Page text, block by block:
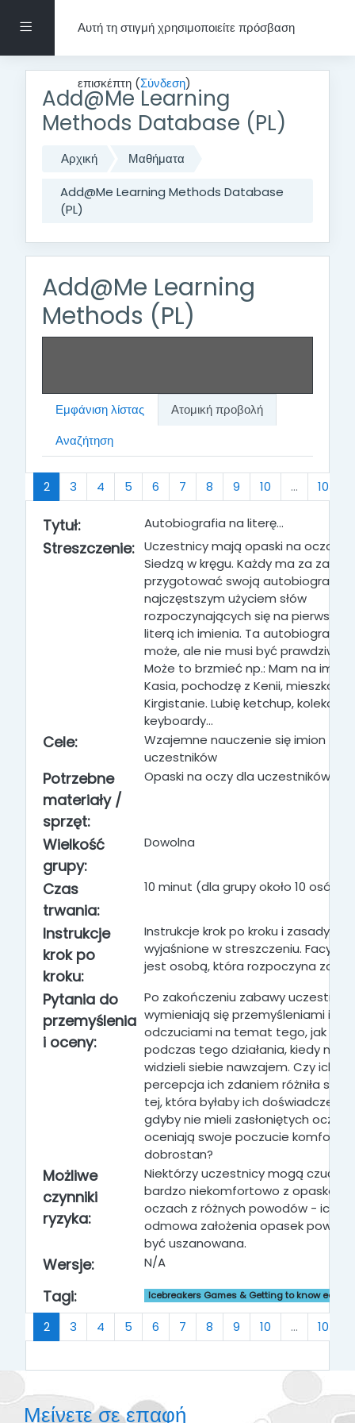
Πλευρικός πίνακας
Αυτή τη στιγμή χρησιμοποιείτε πρόσβαση
επισκέπτη (Σύνδεση)
Add@Me Learning
Methods Database (PL)
Αρχική
Μαθήματα
Add@Me Learning Methods Database
(PL)
Add@Me Learning
Methods (PL)
Εμφάνιση λίστας
Ατομική προβολή
Αναζήτηση
2(τρέχων)
3 4 5 6 7 8 9 10 … 103
Tytuł: Autobiografia na literę…
Streszczenie: Uczestnicy mają opaski na oczach.
Siedzą w kręgu. Każdy ma za
przygotować swoją autobiografię z
najczęstszym użyciem słów
rozpoczynających się na pierwszą
literą ich imienia. Ta autobiografia
może, ale nie musi być prawdziwa.
Może to brzmieć np.: Mam na imię
Kasia, pochodzę z Kenii, mieszkam
Kirgistanie. Lubię ketchup,
keyboardy...
Cele:
Wzajemne nauczenie się imion
uczestników
Potrzebne
materiały /
sprzęt:
Opaski na oczy dla uczestników
Wielkość
grupy:
Dowolna
Czas
trwania:
10 minut (dla grupy około 10 osób)
Instrukcje
krok po
kroku:
Instrukcje krok po kroku i zasady są
wyjaśnione w streszczeniu.
jest osobą, która rozpoczyna
Pytania do
przemyślenia
i oceny:
Po zakończeniu zabawy uczestnicy
wymieniają się przemyśleniami i
odczuciami na temat tego, jak się
podczas tego działania, kiedy nie
widzieli siebie nawzajem. Czy ich
percepcja ich zdaniem różniła się
tej, która byłaby ich
gdyby nie mieli zasłoniętych oczu?
oceniają swoje poczucie komfortu /
dobrostan?
Możliwe
czynniki
ryzyka:
Niektórzy uczestnicy mogą czuć się
bardzo niekomfortowo z opaskami
oczach z różnych powodów - ich
odmowa założenia opasek
być uszanowana.
Wersje: N/A
Tagi: Icebreakers Games & Getting to know each
2(τρέχων)
3 4 5 6 7 8 9 10 … 103
Μείνετε σε επαφή